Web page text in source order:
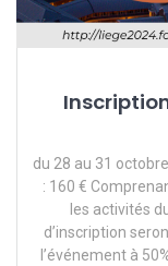
du 28 au 31
: 160 €
les activités
d’inscription
l’événement à